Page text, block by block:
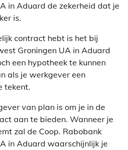
in Aduard de zekerheid dat je
is.
contract hebt is het bij
Groningen UA in Aduard
een hypotheek te kunnen
als je werkgever een
tekent.
van plan is om je in de
aan te bieden. Wanneer je
zal de Coop. Rabobank
in Aduard waarschijnlijk je